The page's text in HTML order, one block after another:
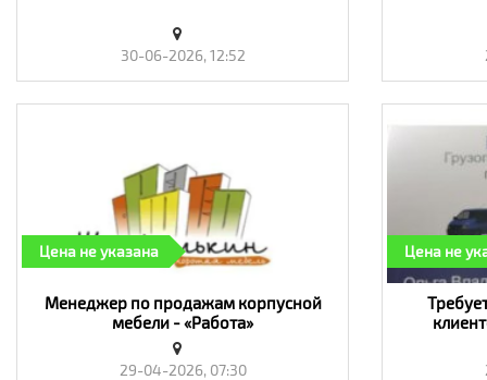
30-06-2026, 12:52
Цена не указана
Менеджер по продажам корпусной
мебели - «Работа»
29-04-2026, 07:30
Цена не